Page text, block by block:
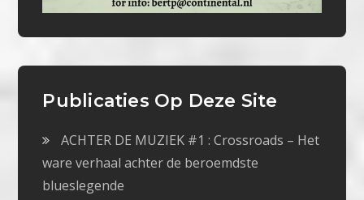
Publicaties Op Deze Site
ACHTER DE MUZIEK #1 : Crossroads – Het
ware verhaal achter de beroemdste
blueslegende